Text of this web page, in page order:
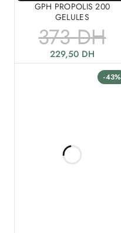
GPH PROPOLIS 200
GELULES
373DH
229,50 DH
-43%